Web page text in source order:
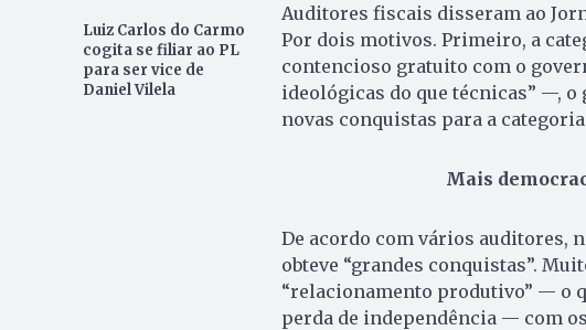
Luiz Carlos do Carmo
cogita se filiar ao PL
para ser vice de
Daniel Vilela
Auditores fiscais disseram ao
Por dois motivos. Primeiro, a
contencioso gratuito com o
ideológicas do que técnicas” —,
novas conquistas para a
Mais
De acordo com vários auditores,
obteve “grandes conquistas”.
“relacionamento produtivo” — o
perda de independência — com